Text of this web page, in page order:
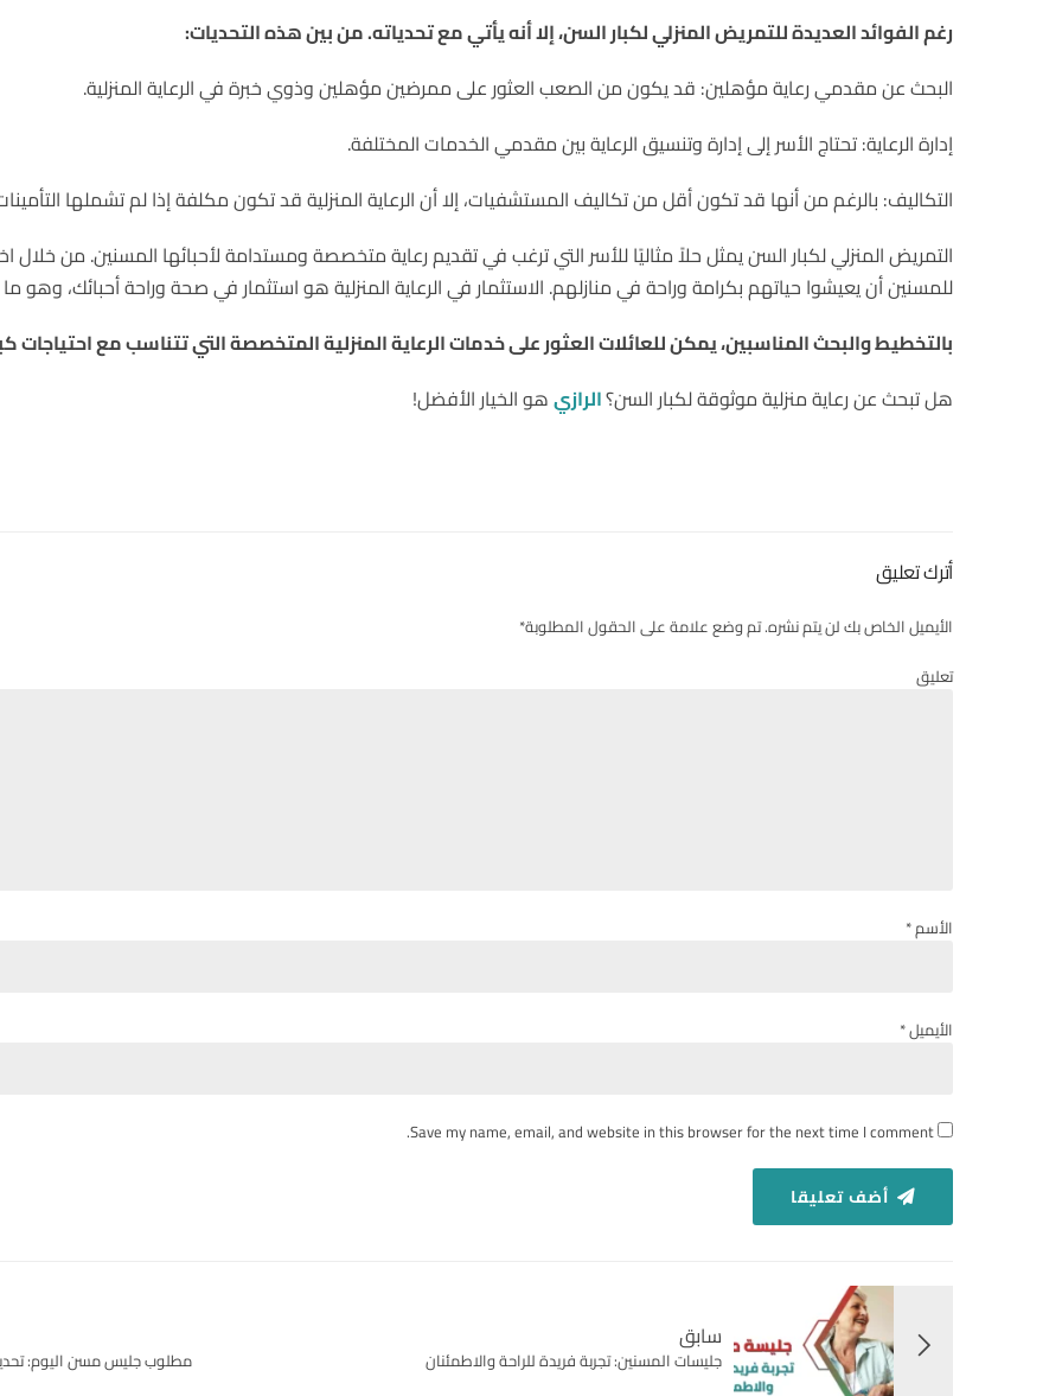
رغم الفوائد العديدة للتمريض المنزلي لكبار السن، إلا أنه يأتي مع تحدياته. من بين هذه التحديات:
البحث عن مقدمي رعاية مؤهلين: قد يكون من الصعب العثور على ممرضين مؤهلين وذوي خبرة في الرعاية المنزلية.
إدارة الرعاية: تحتاج الأسر إلى إدارة وتنسيق الرعاية بين مقدمي الخدمات المختلفة.
التكاليف: بالرغم من أنها قد تكون أقل من تكاليف المستشفيات، إلا أن الرعاية المنزلية قد تكون مكلفة إذا لم تشملها
التمريض المنزلي لكبار السن يمثل حلاً مثاليًا للأسر التي ترغب في تقديم رعاية متخصصة ومستدامة لأحبائها المسنين. من خلال
للمسنين أن يعيشوا حياتهم بكرامة وراحة في منازلهم. الاستثمار في الرعاية المنزلية هو استثمار في صحة وراحة أحبائك، وهو
بالتخطيط والبحث المناسبين، يمكن للعائلات العثور على خدمات الرعاية المنزلية المتخصصة التي تتناسب مع احتياجات
هل تبحث عن رعاية منزلية موثوقة لكبار السن؟الرازيهو الخيار الأفضل!
أترك تعليق
الأيميل الخاص بك لن يتم نشره. تم وضع علامة على الحقول المطلوبة*
تعليق
الأسم *
الأيميل *
Save my name, email, and website in this browser for the next time I comment.
أضف تعليقا
سابق
جليسات المسنين: تجربة فريدة للراحة والاطمئنان مطلوب جليس مسن اليوم: